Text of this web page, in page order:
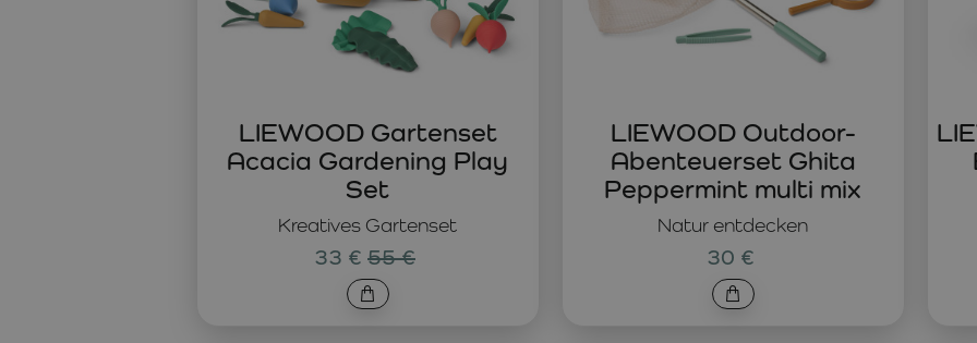
Konstruktionsspielzeugen bis hin zu innovativen Lösungen wie Makedo – einem System zum Bauen aus Karton, das
verwandelt. Kreative Spielzeuge ermöglichenlanganhaltendes, sinnvolles und entwicklungsförderndes Spielen
Kreatives Gartenset
LIEWOOD Gartenset
Acacia Gardening Play
Set
33 € 55 €
Natur entdecken
LIEWOOD Outdoor-
Abenteuerset Ghita
Peppermint multi mix
30 €